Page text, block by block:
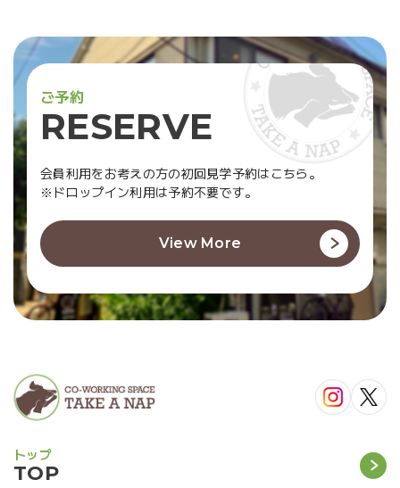
ご予約
RESERVE
会員利用をお考えの方の初回見学予約はこちら。
※ドロップイン利用は予約不要です。
View More
TOP
トップ